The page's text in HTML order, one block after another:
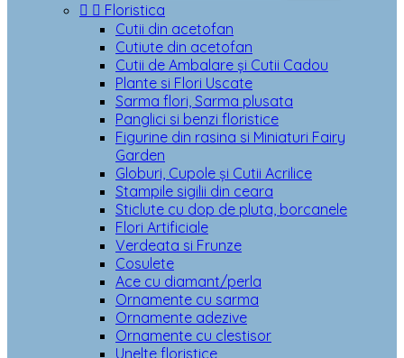
  Floristica
Cutii din acetofan
Cutiute din acetofan
Cutii de Ambalare și Cutii Cadou
Plante si Flori Uscate
Sarma flori, Sarma plusata
Panglici si benzi floristice
Figurine din rasina si Miniaturi Fairy
Garden
Globuri, Cupole și Cutii Acrilice
Stampile sigilii din ceara
Sticlute cu dop de pluta, borcanele
Flori Artificiale
Verdeata si Frunze
Cosulete
Ace cu diamant/perla
Ornamente cu sarma
Ornamente adezive
Ornamente cu clestisor
Unelte floristice